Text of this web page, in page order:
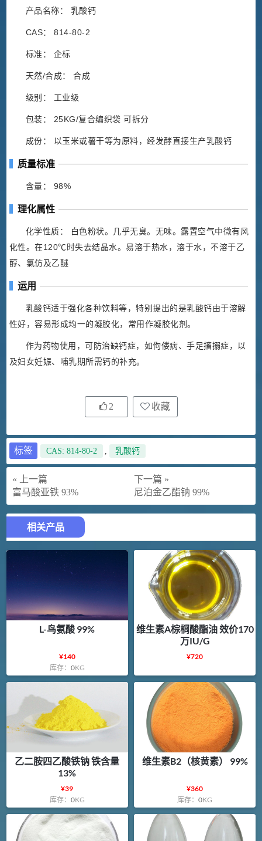
产品名称： 乳酸钙
CAS： 814-80-2
标准： 企标
天然/合成： 合成
级别： 工业级
包装： 25KG/复合编织袋 可拆分
成份： 以玉米或薯干等为原料，经发酵直接生产乳酸钙
质量标准
含量： 98%
理化属性
化学性质： 白色粉状。几乎无臭。无味。露置空气中微有风
化性。在120℃时失去结晶水。易溶于热水，溶于水，不溶于乙
醇、氯仿及乙醚
运用
乳酸钙适于强化各种饮料等，特别提出的是乳酸钙由于溶解
性好，容易形成均一的凝胶化，常用作凝胶化剂。
作为药物使用，可防治缺钙症，如佝偻病、手足搐搦症，以
及妇女妊娠、哺乳期所需钙的补充。
2 收藏
标签 CAS: 814-80-2 , 乳酸钙
« 上一篇
富马酸亚铁 93%
下一篇 »
尼泊金乙酯钠 99%
相关产品
L-鸟氨酸 99%
¥140
库存： 0KG
维生素A棕榈酸酯油 效价170
万IU/G
¥720
乙二胺四乙酸铁钠 铁含量
13%
¥39
库存： 0KG
维生素B2（核黄素） 99%
¥360
库存：0KG